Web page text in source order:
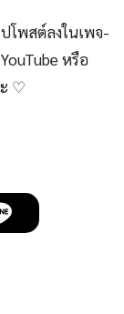
โพสต์ลงในเพจ-
หรือ
♡